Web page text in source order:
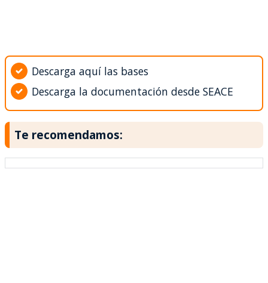
Descarga aquí las bases
Descarga la documentación desde SEACE
Te recomendamos: